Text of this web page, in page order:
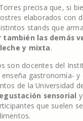
precisa que, si
elaborados con
stands que
también las demás
y mixta.
son docentes del
gastronomía- y
de la Universidad
sensorial
que suelen